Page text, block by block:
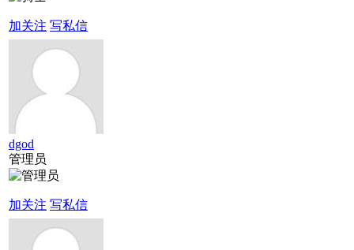
加关注 写私信
dgod
管理员
加关注 写私信